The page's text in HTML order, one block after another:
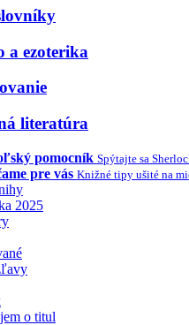
a ezoterika
literatúra
pomocník Spýtajte sa
pre vás Knižné tipy ušité na
2025
o titul